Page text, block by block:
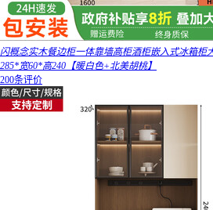
闪概念实木餐边柜一体靠墙高柜酒柜嵌入式冰箱柜
285*宽60*高240【暖白色+北美胡桃】
200条评价